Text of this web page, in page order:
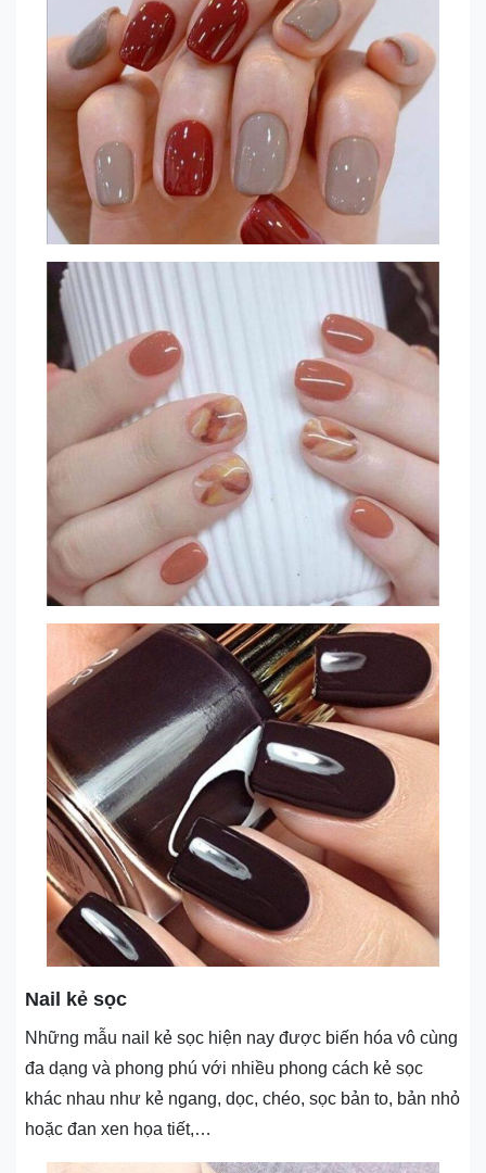
Nail kẻ sọc
Những mẫu nail kẻ sọc hiện nay được biến hóa vô cùng
đa dạng và phong phú với nhiều phong cách kẻ sọc
khác nhau như kẻ ngang, dọc, chéo, sọc bản to, bản nhỏ
hoặc đan xen họa tiết,…